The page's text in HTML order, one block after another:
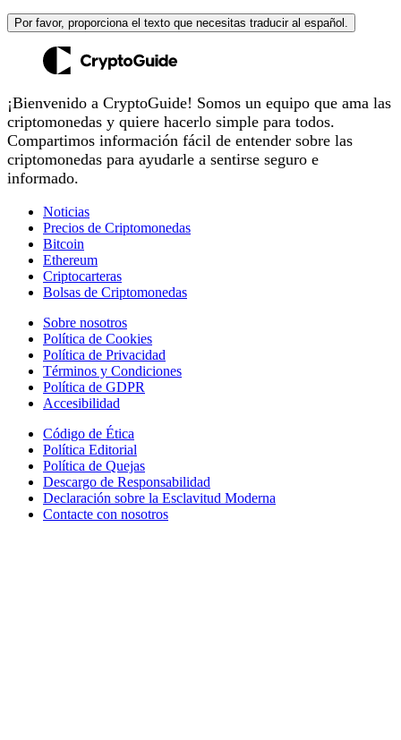
Por favor, proporciona el texto que necesitas traducir al español.
¡Bienvenido a CryptoGuide! Somos un equipo que ama las
criptomonedas y quiere hacerlo simple para todos.
Compartimos información fácil de entender sobre las
criptomonedas para ayudarle a sentirse seguro e
informado.
Noticias
Precios de Criptomonedas
Bitcoin
Ethereum
Criptocarteras
Bolsas de Criptomonedas
Sobre nosotros
Política de Cookies
Política de Privacidad
Términos y Condiciones
Política de GDPR
Accesibilidad
Código de Ética
Política Editorial
Política de Quejas
Descargo de Responsabilidad
Declaración sobre la Esclavitud Moderna
Contacte con nosotros